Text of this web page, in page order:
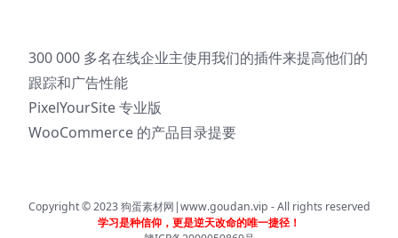
300 000 多名在线企业主使用我们的插件来提高他们的
跟踪和广告性能
PixelYourSite 专业版
WooCommerce 的产品目录提要
Copyright © 2023狗蛋素材网|www.goudan.vip - All rights reserved
学习是种信仰，更是逆天改命的唯一捷径！